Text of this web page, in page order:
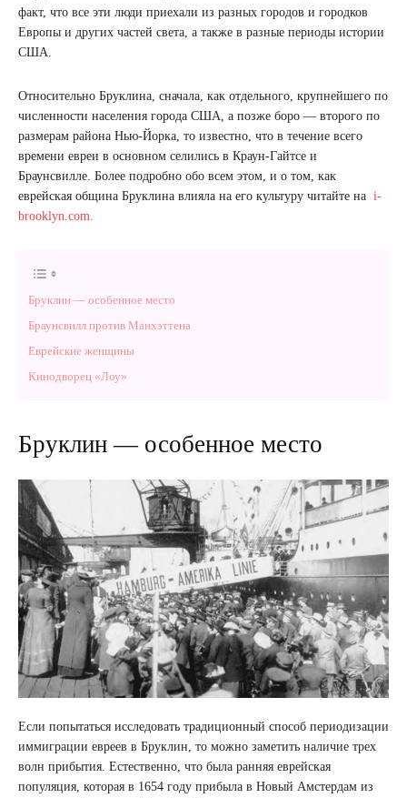
факт, что все эти люди приехали из разных городов и городков
Европы и других частей света, а также в разные периоды истории
США.
Относительно Бруклина, сначала, как отдельного, крупнейшего по
численности населения города США, а позже боро — второго по
размерам района Нью-Йорка, то известно, что в течение всего
времени евреи в основном селились в Краун-Гайтсе и
Браунсвилле. Более подробно обо всем этом, и о том, как
еврейская община Бруклина влияла на его культуру читайте на i-
brooklyn.com.
Бруклин — особенное место
Браунсвилл против Манхэттена
Еврейские женщины
Кинодворец «Лоу»
Бруклин — особенное место
Если попытаться исследовать традиционный способ периодизации
иммиграции евреев в Бруклин, то можно заметить наличие трех
волн прибытия. Естественно, что была ранняя еврейская
популяция, которая в 1654 году прибыла в Новый Амстердам из